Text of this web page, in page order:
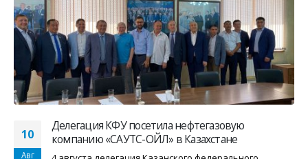
10
Авг
Делегация КФУ посетила нефтегазовую
компанию «САУТС-ОЙЛ» в Казахстане